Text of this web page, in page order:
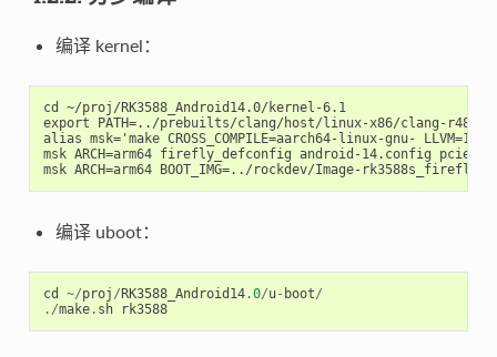
编译 kernel：
cd ~/proj/RK3588_Android14.0/kernel-6.1
export PATH=../prebuilts/clang/host/linux-x86/clang-
alias msk='make CROSS_COMPILE=aarch64-linux-gnu- LLVM=1
msk ARCH=arm64 firefly_defconfig android-14.config
编译 uboot：
cd ~/proj /RK3588_Android14.0/u- boot/
./make. sh rk3588